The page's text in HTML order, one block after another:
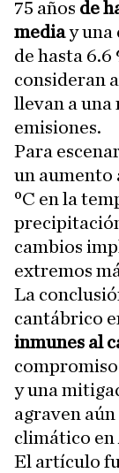
75 años de
mediay una
de hasta 6.6
consideran
llevan a una
emisiones.
Para
un aumento
ºC en la
cambios
extremos
La
cantábrico
inmunes al
y una
agraven
climático en
El artículo